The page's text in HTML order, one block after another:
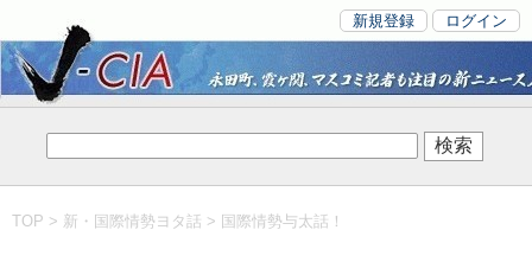
新規登録 ログイン
TOP > 新・国際情勢ヨタ話 > 国際情勢与太話！